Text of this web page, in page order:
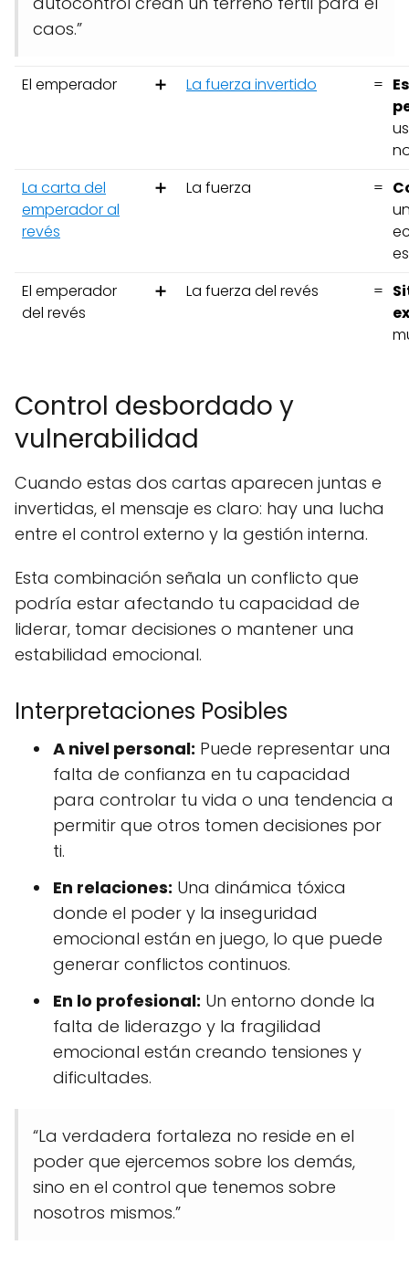
caos.”
El emperador ➕ La fuerza invertido =
La carta del
emperador al
revés
➕ La fuerza =
El emperador
del revés
➕ La fuerza del revés =
Control desbordado y
vulnerabilidad
Cuando estas dos cartas aparecen juntas e
invertidas, el mensaje es claro: hay una lucha
entre el control externo y la gestión interna.
Esta combinación señala un conflicto que
podría estar afectando tu capacidad de
liderar, tomar decisiones o mantener una
estabilidad emocional.
Interpretaciones Posibles
A nivel personal: Puede representar una
falta de confianza en tu capacidad
para controlar tu vida o una tendencia a
permitir que otros tomen decisiones por
ti.
En relaciones: Una dinámica tóxica
donde el poder y la inseguridad
emocional están en juego, lo que puede
generar conflictos continuos.
En lo profesional: Un entorno donde la
falta de liderazgo y la fragilidad
emocional están creando tensiones y
dificultades.
“La verdadera fortaleza no reside en el
poder que ejercemos sobre los demás,
sino en el control que tenemos sobre
nosotros mismos.”